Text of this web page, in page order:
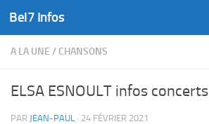
Skip to content
Bel7 Infos
A LA UNE / CHANSONS
ELSA ESNOULT infos concerts
PAR JEAN-PAUL · 24 FÉVRIER 2021